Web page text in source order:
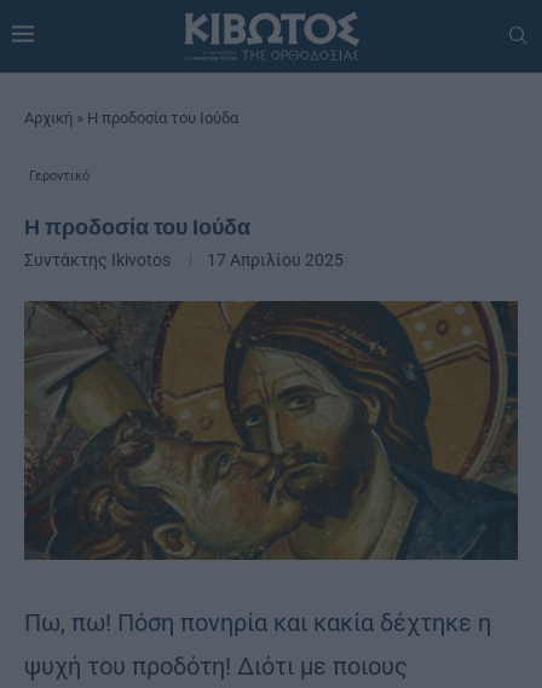
Αρχική » Η προδοσία του Ιούδα
Γεροντικό
Η προδοσία του Ιούδα
Συντάκτης Ikivotos 17 Απριλίου 2025
Πω, πω! Πόση πονηρία και κακία δέχτηκε η
ψυχή του προδότη! Διότι με ποιους